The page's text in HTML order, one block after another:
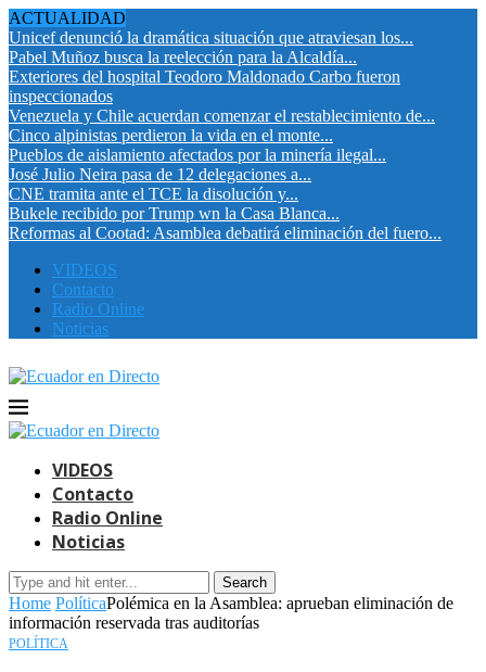
ACTUALIDAD
Unicef denunció la dramática situación que atraviesan los...
Pabel Muñoz busca la reelección para la Alcaldía...
Exteriores del hospital Teodoro Maldonado Carbo fueron
inspeccionados
Venezuela y Chile acuerdan comenzar el restablecimiento de...
Cinco alpinistas perdieron la vida en el monte...
Pueblos de aislamiento afectados por la minería ilegal...
José Julio Neira pasa de 12 delegaciones a...
CNE tramita ante el TCE la disolución y...
Bukele recibido por Trump wn la Casa Blanca...
Reformas al Cootad: Asamblea debatirá eliminación del fuero...
VIDEOS
Contacto
Radio Online
Noticias
VIDEOS
Contacto
Radio Online
Noticias
Search
Home PolíticaPolémica en la Asamblea: aprueban eliminación de
información reservada tras auditorías
POLÍTICA